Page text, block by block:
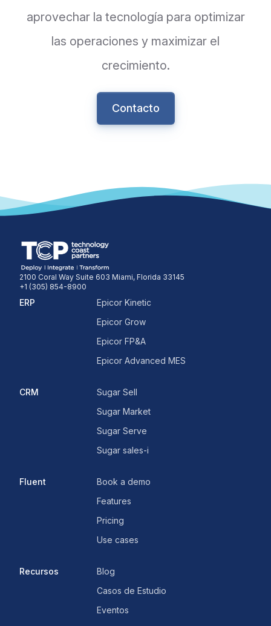
aprovechar la tecnología para optimizar
las operaciones y maximizar el
crecimiento.
Contacto
2100 Coral Way Suite 603 Miami, Florida 33145
+1 (305) 854-8900
ERP
Epicor Kinetic
Epicor Grow
Epicor FP&A
Epicor Advanced MES
CRM
Sugar Sell
Sugar Market
Sugar Serve
Sugar sales-i
Fluent
Book a demo
Features
Pricing
Use cases
Recursos
Blog
Casos de Estudio
Eventos